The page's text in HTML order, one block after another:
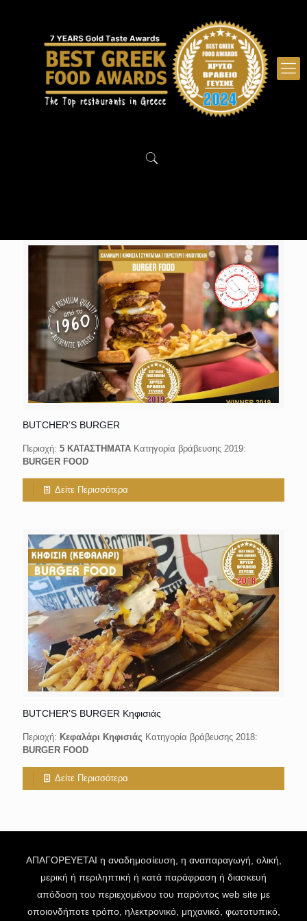
BUTCHER’S BURGER
Περιοχή: 5 ΚΑΤΑΣΤΗΜΑΤΑ Κατηγορία βράβευσης 2019:
BURGER FOOD
Δείτε Περισσότερα
BUTCHER’S BURGER Κηφισιάς
Περιοχή: Κεφαλάρι Κηφισιάς Κατηγορία βράβευσης 2018:
BURGER FOOD
Δείτε Περισσότερα
ΑΠΑΓΟΡΕΥΕΤΑΙ η αναδημοσίευση, η αναπαραγωγή, ολική,
μερική ή περιληπτική ή κατά παράφραση ή διασκευή
απόδοση του περιεχομένου του παρόντος web site με
οποιονδήποτε τρόπο, ηλεκτρονικό, μηχανικό, φωτοτυπικό,